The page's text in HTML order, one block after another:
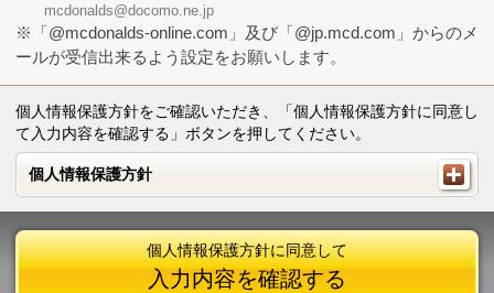
mcdonalds@docomo.ne.jp
※「@mcdonalds-online.com」及び「@jp.mcd.com」からのメ
ールが受信出来るよう設定をお願いします。
個人情報保護方針をご確認いただき、「個人情報保護方針に同意し
て入力内容を確認する」ボタンを押してください。
個人情報保護方針
個人情報保護方針
個人情報保護方針に同意して
入力内容を確認する